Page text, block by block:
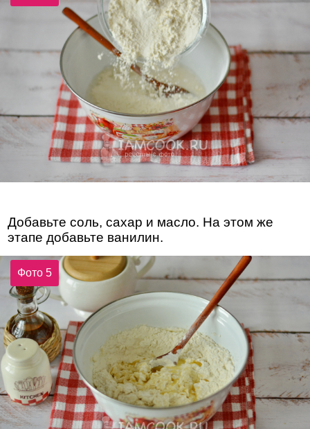
Добавьте соль, сахар и масло. На этом же
этапе добавьте ванилин.
Фото 5